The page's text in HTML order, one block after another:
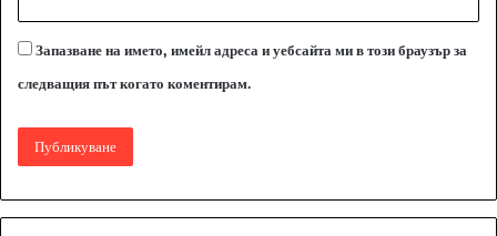
Запазване на името, имейл адреса и уебсайта ми в този браузър за
следващия път когато коментирам.